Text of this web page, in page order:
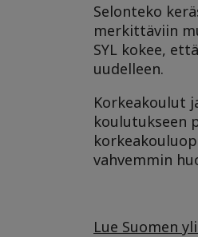
Selonteko
merkittäviin
SYL kokee,
uudelleen.
Korkeakoulut
koulutukseen
vahvemmin
Lue Suomen